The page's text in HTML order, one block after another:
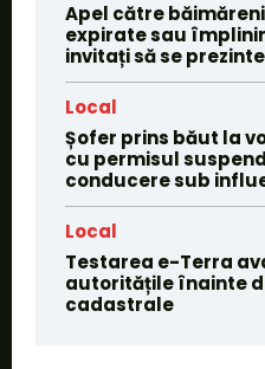
Apel către
expirate sau
invitați să se
Local
Șofer prins băut la
cu permisul
conducere sub
Local
Testarea e-Terra
autoritățile înainte
cadastrale